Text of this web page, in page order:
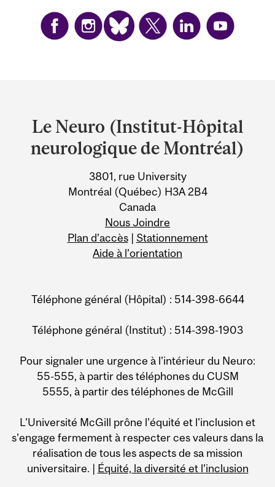
and
University
Information
Le Neuro (Institut-Hôpital
neurologique de Montréal)
3801, rue University
Montréal (Québec) H3A 2B4
Canada
Nous Joindre
Plan d’accès| Stationnement
Aide à l’orientation
Téléphone général (Hôpital) : 514-398-6644
Téléphone général (Institut) : 514-398-1903
Pour signaler une urgence à l'intérieur du Neuro:
55-555, à partir des téléphones du CUSM
5555, à partir des téléphones de McGill
L'Université McGill prône l'équité et l'inclusion et
s'engage fermement à respecter ces valeurs dans la
réalisation de tous les aspects de sa mission
universitaire. | Équité, la diversité et l’inclusion